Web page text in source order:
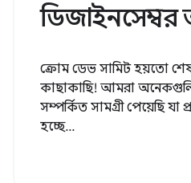
ক্রোম ডেভ সামিট হয়তো
কাছাকাছি! আমরা
সম্পর্কিত সামগ্রী পেয়েছি
হচ্ছে...